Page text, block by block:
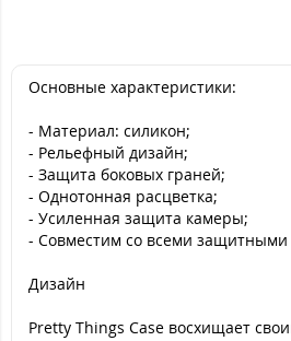
Основные характеристики:
- Материал: силикон;
- Рельефный дизайн;
- Защита боковых граней;
- Однотонная расцветка;
- Усиленная защита камеры;
- Совместим со всеми защитными
Дизайн
Pretty Things Case восхищает